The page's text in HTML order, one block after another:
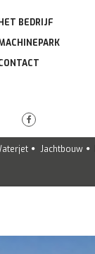
HET BEDRIJF
Jachtbouw